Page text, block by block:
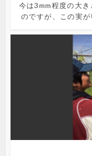
今は3mm程度の大
のですが、この実